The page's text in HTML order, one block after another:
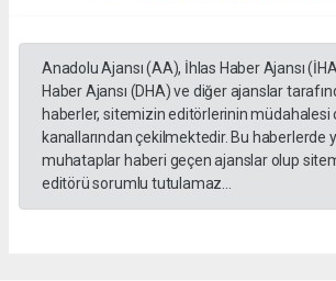
Anadolu Ajansı (AA), İhlas Haber Ajansı
Haber Ajansı (DHA) ve diğer ajanslar
haberler, sitemizin editörlerinin müdahalesi
kanallarından çekilmektedir. Bu haberlerde
muhataplar haberi geçen ajanslar olup
editörü sorumlu tutulamaz...